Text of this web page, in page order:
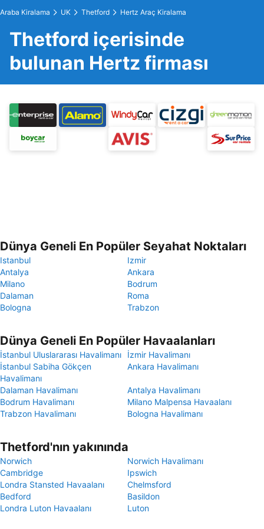
Araba Kiralama UK Thetford Hertz Araç Kiralama
Thetford içerisinde
bulunan Hertz firması
Dünya Geneli En Popüler Seyahat Noktaları
Istanbul
Izmir
Antalya
Ankara
Milano
Bodrum
Dalaman
Roma
Bologna
Trabzon
Dünya Geneli En Popüler Havaalanları
İstanbul Uluslararası Havalimanı
İzmir Havalimanı
İstanbul Sabiha Gökçen
Havalimanı
Ankara Havalimanı
Dalaman Havalimanı
Antalya Havalimanı
Bodrum Havalimanı
Milano Malpensa Havaalanı
Trabzon Havalimanı
Bologna Havalimanı
Thetford'nın yakınında
Norwich
Norwich Havalimanı
Cambridge
Ipswich
Londra Stansted Havaalanı
Chelmsford
Bedford
Basildon
Londra Luton Havaalanı
Luton